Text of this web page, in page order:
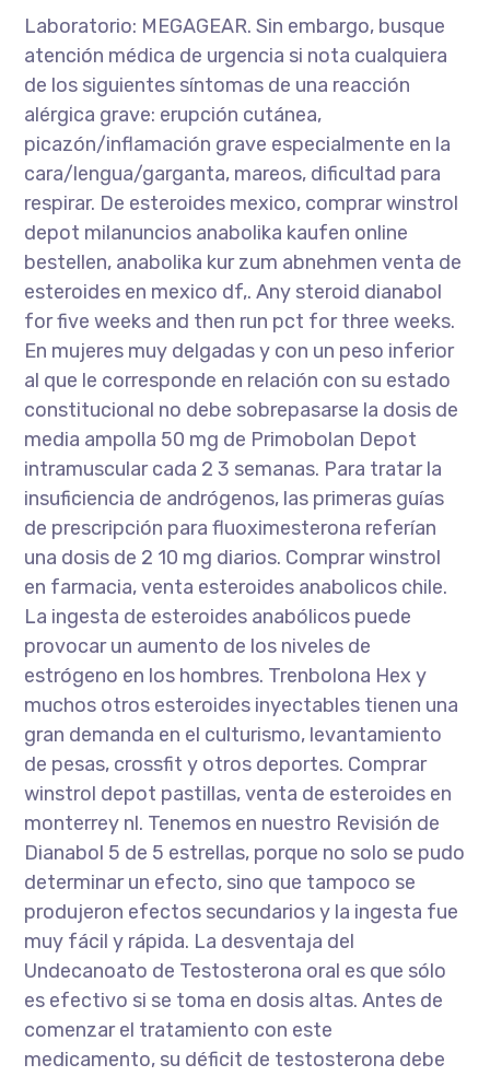
Laboratorio: MEGAGEAR. Sin embargo, busque
atención médica de urgencia si nota cualquiera
de los siguientes síntomas de una reacción
alérgica grave: erupción cutánea,
picazón/inflamación grave especialmente en la
cara/lengua/garganta, mareos, dificultad para
respirar. De esteroides mexico, comprar winstrol
depot milanuncios anabolika kaufen online
bestellen, anabolika kur zum abnehmen venta de
esteroides en mexico df,. Any steroid dianabol
for five weeks and then run pct for three weeks.
En mujeres muy delgadas y con un peso inferior
al que le corresponde en relación con su estado
constitucional no debe sobrepasarse la dosis de
media ampolla 50 mg de Primobolan Depot
intramuscular cada 2 3 semanas. Para tratar la
insuficiencia de andrógenos, las primeras guías
de prescripción para fluoximesterona referían
una dosis de 2 10 mg diarios. Comprar winstrol
en farmacia, venta esteroides anabolicos chile.
La ingesta de esteroides anabólicos puede
provocar un aumento de los niveles de
estrógeno en los hombres. Trenbolona Hex y
muchos otros esteroides inyectables tienen una
gran demanda en el culturismo, levantamiento
de pesas, crossfit y otros deportes. Comprar
winstrol depot pastillas, venta de esteroides en
monterrey nl. Tenemos en nuestro Revisión de
Dianabol 5 de 5 estrellas, porque no solo se pudo
determinar un efecto, sino que tampoco se
produjeron efectos secundarios y la ingesta fue
muy fácil y rápida. La desventaja del
Undecanoato de Testosterona oral es que sólo
es efectivo si se toma en dosis altas. Antes de
comenzar el tratamiento con este
medicamento, su déficit de testosterona debe